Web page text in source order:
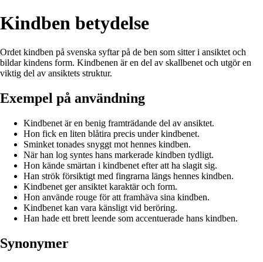
Kindben betydelse
Ordet kindben på svenska syftar på de ben som sitter i ansiktet och
bildar kindens form. Kindbenen är en del av skallbenet och utgör en
viktig del av ansiktets struktur.
Exempel på användning
Kindbenet är en benig framträdande del av ansiktet.
Hon fick en liten blåtira precis under kindbenet.
Sminket tonades snyggt mot hennes kindben.
När han log syntes hans markerade kindben tydligt.
Hon kände smärtan i kindbenet efter att ha slagit sig.
Han strök försiktigt med fingrarna längs hennes kindben.
Kindbenet ger ansiktet karaktär och form.
Hon använde rouge för att framhäva sina kindben.
Kindbenet kan vara känsligt vid beröring.
Han hade ett brett leende som accentuerade hans kindben.
Synonymer